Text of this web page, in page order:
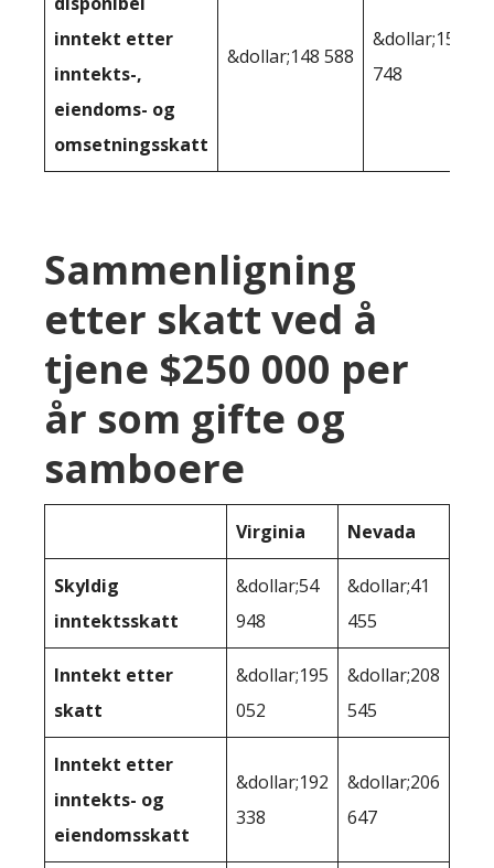
inntekt etter
inntekts-,
eiendoms- og
omsetningsskatt
&dollar;148 588
&dollar;155
748
Sammenligning
etter skatt ved å
tjene $250 000 per
år som gifte og
samboere
Virginia Nevada
Skyldig
inntektsskatt
&dollar;54
948
&dollar;41
455
Inntekt etter
skatt
&dollar;195
052
&dollar;208
545
Inntekt etter
inntekts- og
eiendomsskatt
&dollar;192
338
&dollar;206
647